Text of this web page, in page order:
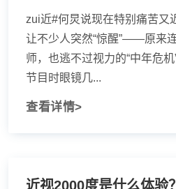
zui近#何炅说现在特别痛苦又
让不少人突然“惊醒”——原来
师，也逃不过视力的“中年危
节目时眼镜几...
查看详情>
近视2000度是什么体验